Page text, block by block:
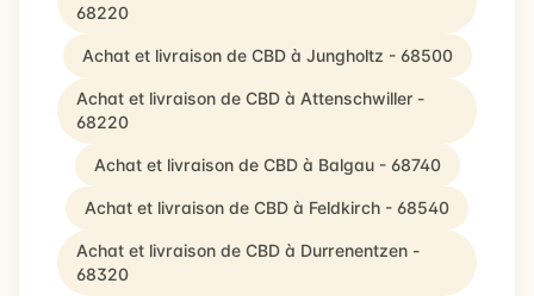
68220
Achat et livraison de CBD à Jungholtz - 68500
Achat et livraison de CBD à Attenschwiller -
68220
Achat et livraison de CBD à Balgau - 68740
Achat et livraison de CBD à Feldkirch - 68540
Achat et livraison de CBD à Durrenentzen -
68320